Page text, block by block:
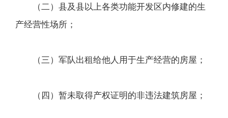
（二）县及县以上各类功能开发区内修建的生
产经营性场所；
（三）军队出租给他人用于生产经营的房屋；
（四）暂未取得产权证明的非违法建筑房屋；